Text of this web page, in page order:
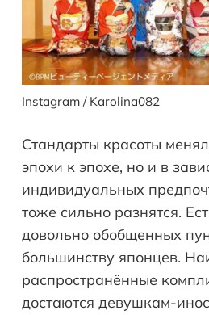
Instagram / Karolina082
Стандарты красоты
эпохи к эпохе, но и в
индивидуальных
тоже сильно разнятся.
довольно обобщенных
большинству японцев.
распространённые
достаются девушкам-